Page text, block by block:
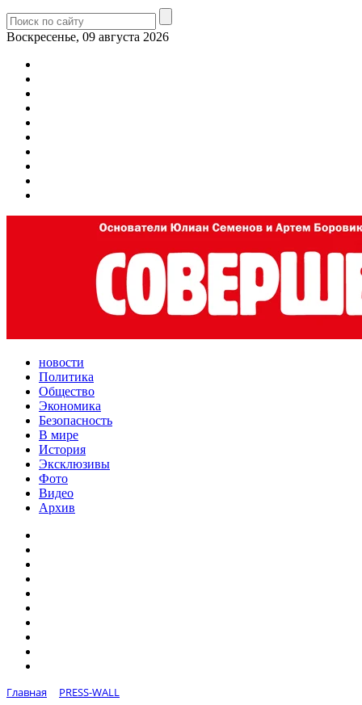
Воскресенье, 09 августа 2026
новости
Политика
Общество
Экономика
Безопасность
В мире
История
Эксклюзивы
Фото
Видео
Архив
Главная
PRESS-WALL